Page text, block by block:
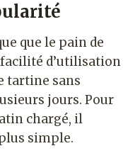
que le pain de
d’utilisation
tartine sans
jours. Pour
chargé, il
simple.